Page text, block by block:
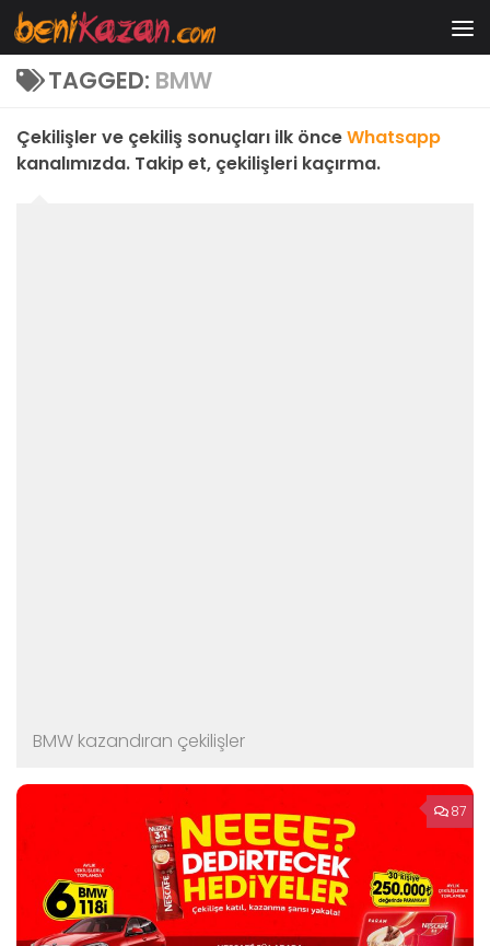
Skip to content
TAGGED: BMW
Çekilişler ve çekiliş sonuçları ilk önceWhatsapp
kanalımızda. Takip et, çekilişleri kaçırma.
BMW kazandıran çekilişler
87